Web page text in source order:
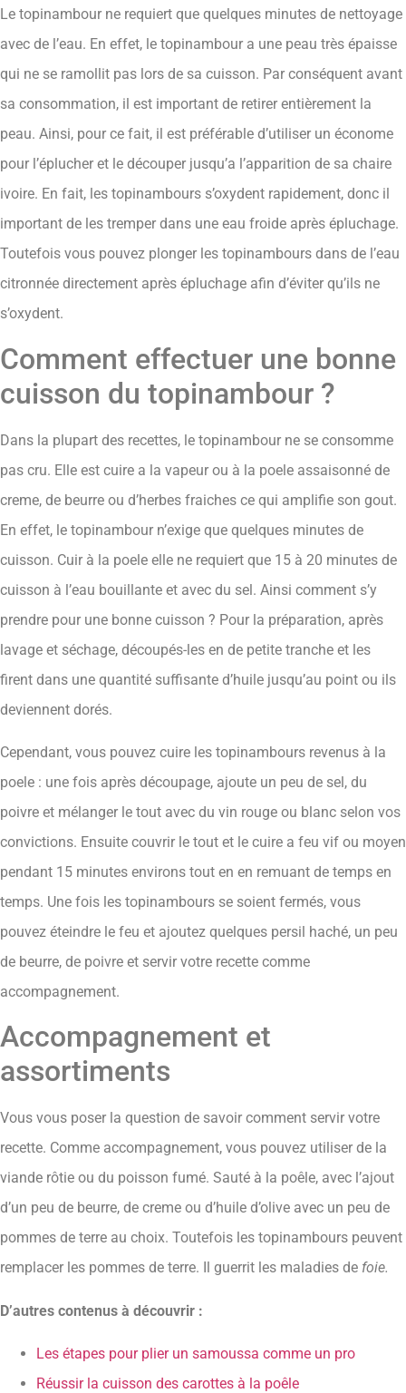
Le topinambour ne requiert que quelques minutes de nettoyage
avec de l’eau. En effet, le topinambour a une peau très épaisse
qui ne se ramollit pas lors de sa cuisson. Par conséquent avant
sa consommation, il est important de retirer entièrement la
peau. Ainsi, pour ce fait, il est préférable d’utiliser un économe
pour l’éplucher et le découper jusqu’a l’apparition de sa chaire
ivoire. En fait, les topinambours s’oxydent rapidement, donc il
important de les tremper dans une eau froide après épluchage.
Toutefois vous pouvez plonger les topinambours dans de l’eau
citronnée directement après épluchage afin d’éviter qu’ils ne
s’oxydent.
Comment effectuer une bonne
cuisson du topinambour ?
Dans la plupart des recettes, le topinambour ne se consomme
pas cru. Elle est cuire a la vapeur ou à la poele assaisonné de
creme, de beurre ou d’herbes fraiches ce qui amplifie son gout.
En effet, le topinambour n’exige que quelques minutes de
cuisson. Cuir à la poele elle ne requiert que 15 à 20 minutes de
cuisson à l’eau bouillante et avec du sel. Ainsi comment s’y
prendre pour une bonne cuisson ? Pour la préparation, après
lavage et séchage, découpés-les en de petite tranche et les
firent dans une quantité suffisante d’huile jusqu’au point ou ils
deviennent dorés.
Cependant, vous pouvez cuire les topinambours revenus à la
poele : une fois après découpage, ajoute un peu de sel, du
poivre et mélanger le tout avec du vin rouge ou blanc selon vos
convictions. Ensuite couvrir le tout et le cuire a feu vif ou moyen
pendant 15 minutes environs tout en en remuant de temps en
temps. Une fois les topinambours se soient fermés, vous
pouvez éteindre le feu et ajoutez quelques persil haché, un peu
de beurre, de poivre et servir votre recette comme
accompagnement.
Accompagnement et
assortiments
Vous vous poser la question de savoir comment servir votre
recette. Comme accompagnement, vous pouvez utiliser de la
viande rôtie ou du poisson fumé. Sauté à la poêle, avec l’ajout
d’un peu de beurre, de creme ou d’huile d’olive avec un peu de
pommes de terre au choix. Toutefois les topinambours peuvent
remplacer les pommes de terre. Il guerrit les maladies de foie.
D’autres contenus à découvrir :
Les étapes pour plier un samoussa comme un pro
Réussir la cuisson des carottes à la poêle